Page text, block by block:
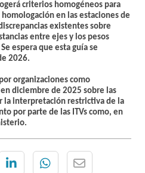
criterios homogéneos para
en las estaciones de
existentes sobre
entre ejes y los pesos
espera que esta guía se
2026.
organizaciones como
diciembre de 2025 sobre las
la interpretación restrictiva de la
por parte de las ITVs como, en